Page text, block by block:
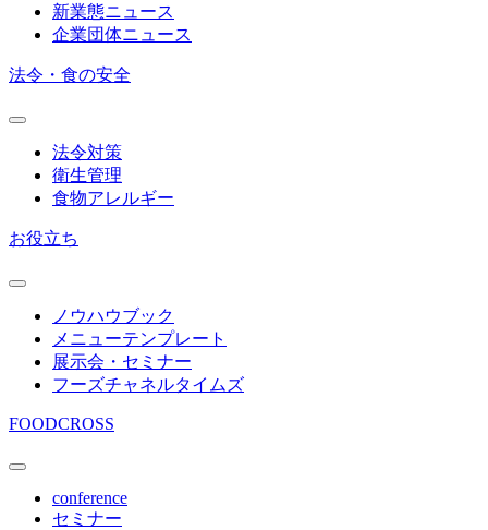
新業態ニュース
企業団体ニュース
法令・食の安全
法令対策
衛生管理
食物アレルギー
お役立ち
ノウハウブック
メニューテンプレート
展示会・セミナー
フーズチャネルタイムズ
FOODCROSS
conference
セミナー